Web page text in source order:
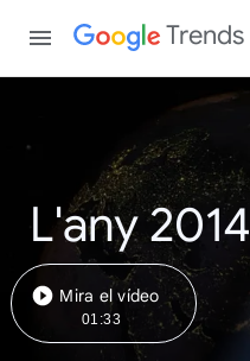
Trends
L'any
Mira el vídeo
01:33